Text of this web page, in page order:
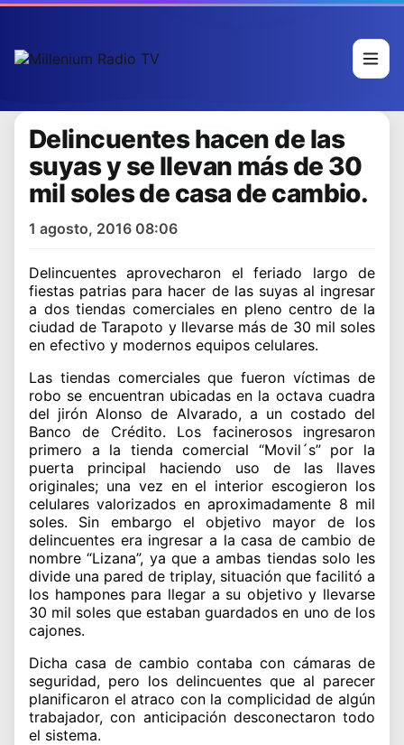
Delincuentes hacen de las
suyas y se llevan más de 30
mil soles de casa de cambio.
1 agosto, 2016 08:06
Delincuentes aprovecharon el feriado largo de
fiestas patrias para hacer de las suyas al ingresar
a dos tiendas comerciales en pleno centro de la
ciudad de Tarapoto y llevarse más de 30 mil soles
en efectivo y modernos equipos celulares.
Las tiendas comerciales que fueron víctimas de
robo se encuentran ubicadas en la octava cuadra
del jirón Alonso de Alvarado, a un costado del
Banco de Crédito. Los facinerosos ingresaron
primero a la tienda comercial “Movil´s” por la
puerta principal haciendo uso de las llaves
originales; una vez en el interior escogieron los
celulares valorizados en aproximadamente 8 mil
soles. Sin embargo el objetivo mayor de los
delincuentes era ingresar a la casa de cambio de
nombre “Lizana”, ya que a ambas tiendas solo les
divide una pared de triplay, situación que facilitó a
los hampones para llegar a su objetivo y llevarse
30 mil soles que estaban guardados en uno de los
cajones.
Dicha casa de cambio contaba con cámaras de
seguridad, pero los delincuentes que al parecer
planificaron el atraco con la complicidad de algún
trabajador, con anticipación desconectaron todo
el sistema.